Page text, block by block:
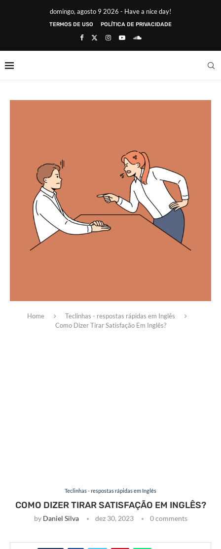
domingo, agosto 9 2026 - Have a nice day!
TERMOS DE USO POLÍTICA DE PRIVACIDADE
Home
Teclinhas - respostas rápidas em Inglês
Como Dizer Tirar Satisfação Em Inglês?
Teclinhas - respostas rápidas em Inglês
COMO DIZER TIRAR SATISFAÇÃO EM INGLÊS?
by Daniel Silva dez 30, 2023 0 comments